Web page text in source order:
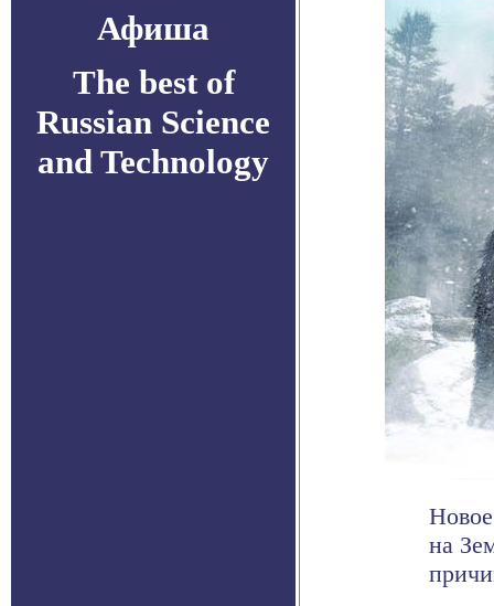
Афиша
The best of
Russian Science
and Technology
на